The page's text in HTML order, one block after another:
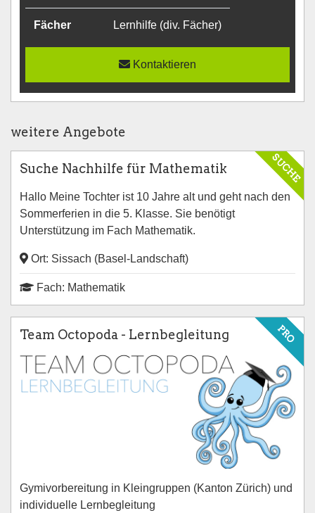
Fächer Lernhilfe (div. Fächer)
Kontaktieren
weitere Angebote
SUCHE
Suche Nachhilfe für Mathematik
Hallo Meine Tochter ist 10 Jahre alt und geht nach den
Sommerferien in die 5. Klasse. Sie benötigt
Unterstützung im Fach Mathematik.
Ort: Sissach (Basel-Landschaft)
Fach: Mathematik
PRO
Team Octopoda - Lernbegleitung
Gymivorbereitung in Kleingruppen (Kanton Zürich) und
individuelle Lernbegleitung